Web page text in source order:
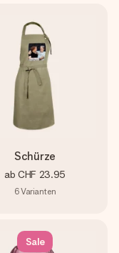
Schürze
ab CHF 23.95
6Varianten
Sale